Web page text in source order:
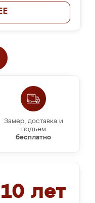
Замер, доставка и
подъём
бесплатно
10 лет